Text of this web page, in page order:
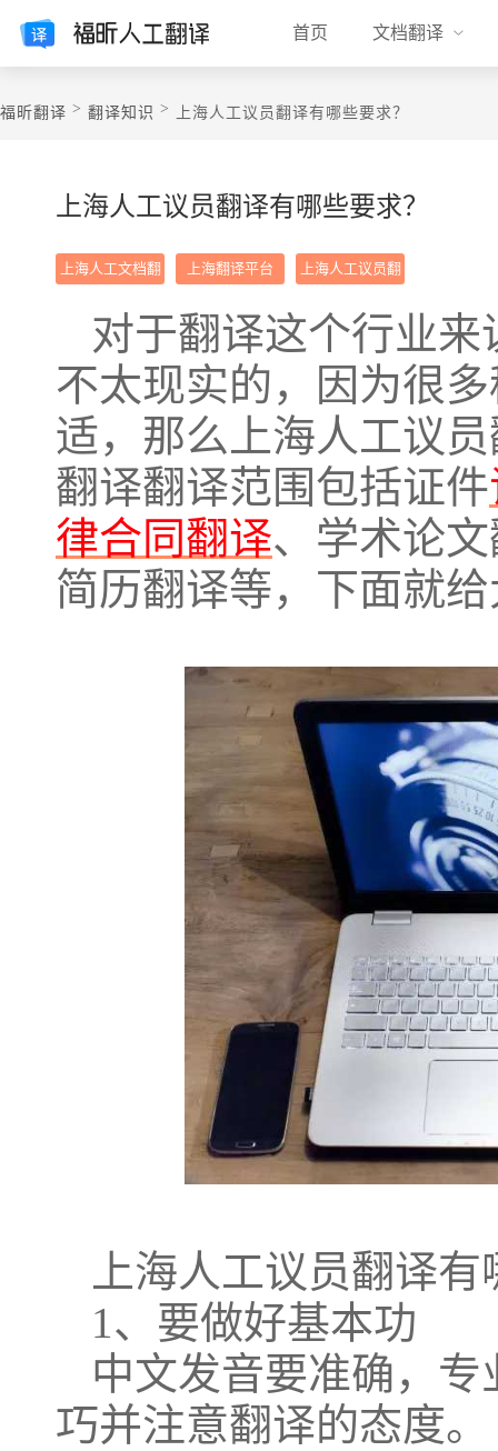
首页 文档翻译
福昕翻译 > 翻译知识 > 上海人工议员翻译有哪些要求？
上海人工议员翻译有哪些要求？
上海人工文档翻
上海翻译平台
上海人工议员翻
对于翻译这个行业
不太现实的，因为很
适，那么上海人工议
翻译翻译范围包括证件
律合同翻译、学术论
简历翻译等，下面就
上海人工议员翻译
1、要做好基本功
中文发音要准确，
巧并注意翻译的态度。